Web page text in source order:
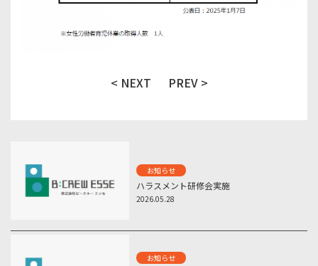
< NEXT PREV >
お知らせ
ハラスメント研修会実施
2026.05.28
お知らせ